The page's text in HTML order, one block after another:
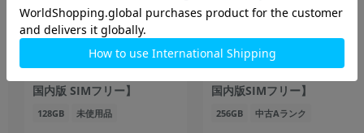
motorola moto g06
XT2535-6 タペストリーブル
ー 【RAM4GB/ROM128GB/
国内版 SIMフリー】
128GB 未使用品
AQUOS R10 SH-M31 カシ
ミヤホワイト
【RAM12GB/ROM256GB
国内版SIMフリー】
256GB 中古Aランク